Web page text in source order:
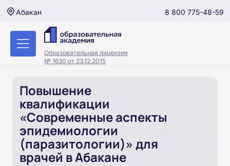
Абакан 8 800 775-48-59
Образовательная лицензия
№ 1630 от 23.12.2015
Повышение
квалификации
«Современные аспекты
эпидемиологии
(паразитологии)» для
врачей в Абакане